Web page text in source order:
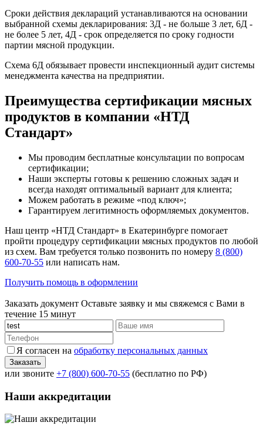
Сроки действия деклараций устанавливаются на основании
выбранной схемы декларирования: 3Д - не больше 3 лет, 6Д -
не более 5 лет, 4Д - срок определяется по сроку годности
партии мясной продукции.
Схема 6Д обязывает провести инспекционный аудит системы
менеджмента качества на предприятии.
Преимущества сертификации мясных
продуктов в компании «НТД
Стандарт»
Мы проводим бесплатные консультации по вопросам
сертификации;
Наши эксперты готовы к решению сложных задач и
всегда находят оптимальный вариант для клиента;
Можем работать в режиме «под ключ»;
Гарантируем легитимность оформляемых документов.
Наш центр «НТД Стандарт» в Екатеринбурге помогает
пройти процедуру сертификации мясных продуктов по любой
из схем. Вам требуется только позвонить по номеру 8 (800)
600-70-55 или написать нам.
Получить помощь в оформлении
Заказать документ Оставьте заявку и мы свяжемся с Вами в
течение 15 минут
Я согласен на обработку персональных данных
или звоните +7 (800) 600-70-55 (бесплатно по РФ)
Наши аккредитации